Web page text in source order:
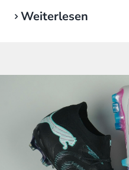
Weiterlesen